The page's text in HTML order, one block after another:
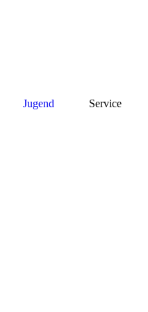
Jugend Service